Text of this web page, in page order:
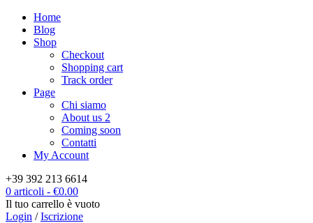
Home
Blog
Shop
Checkout
Shopping cart
Track order
Page
Chi siamo
About us 2
Coming soon
Contatti
My Account
+39 392 213 6614
0 articoli - €0.00
Il tuo carrello è vuoto
Login /Iscrizione